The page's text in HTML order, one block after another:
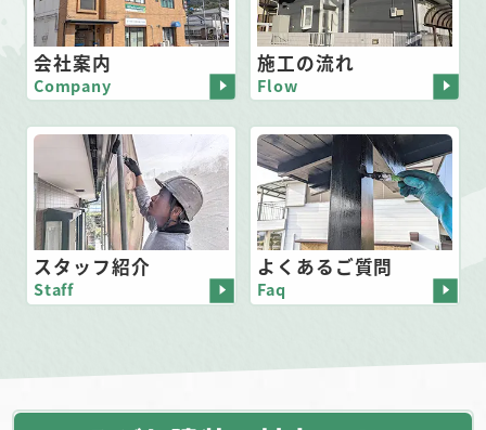
会社案内
Company
施工の流れ
Flow
スタッフ紹介
Staff
よくあるご質問
Faq